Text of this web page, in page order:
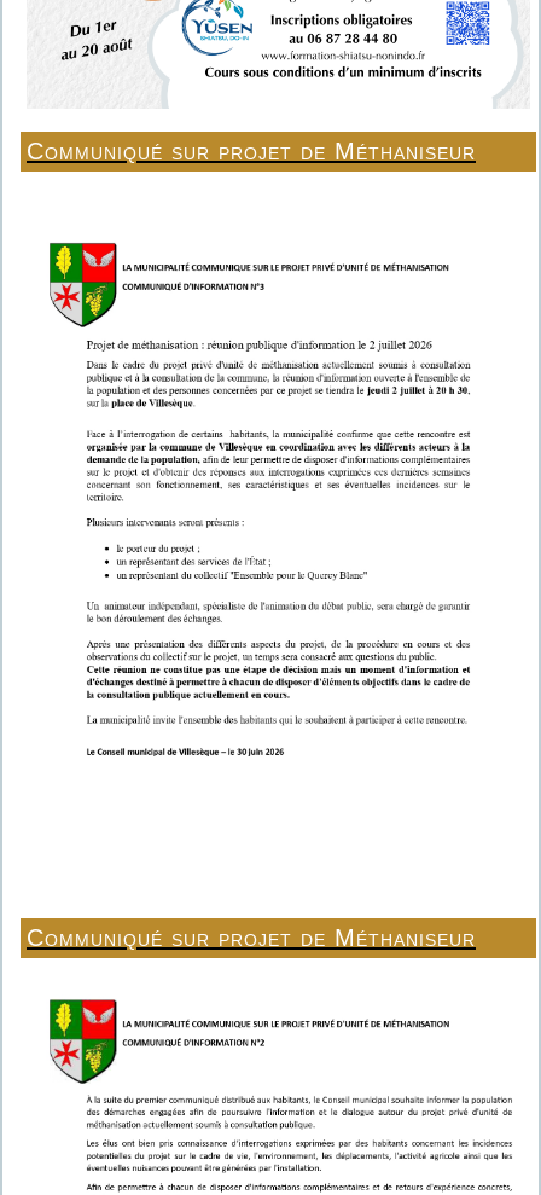
Communiqué sur projet de Méthaniseur
Communiqué sur projet de Méthaniseur